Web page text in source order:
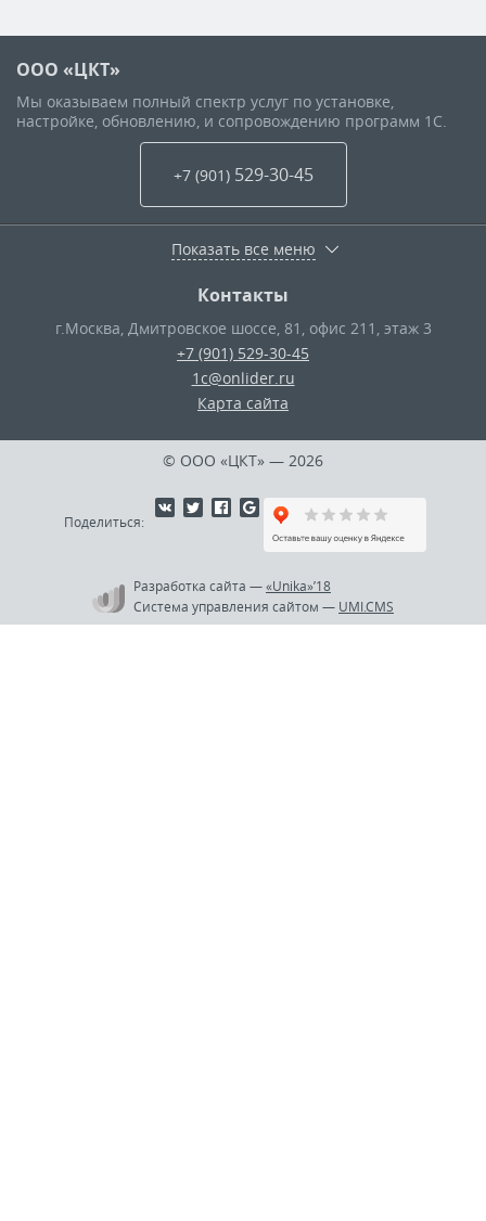
ООО «ЦКТ»
Мы оказываем полный спектр услуг по установке,
настройке, обновлению, и сопровождению программ 1С.
+7 (901) 529-30-45
Показать все меню
Контакты
г.Москва Дмитровское шоссе, 81, офис 211, этаж 3
+7 (901) 529-30-45
1c@onlider.ru
Карта сайта
© ООО «ЦКТ» — 2026
Поделиться:
Разработка сайта —«Unika»’18
Система управления сайтом — UMI.CMS